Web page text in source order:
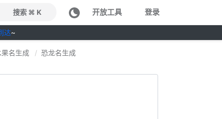
搜索 ⌘ K 开放工具 登录
达~
名生成 恐龙名生成